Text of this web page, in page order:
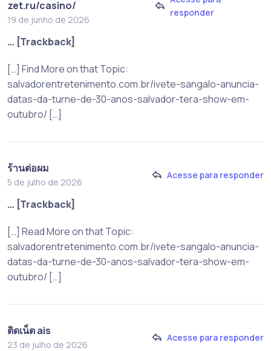
zet.ru/casino/
19 de junho de 2026
responder
… [Trackback]
[…] Find More on that Topic:
salvadorentretenimento.com.br/ivete-sangalo-anuncia-
datas-da-turne-de-30-anos-salvador-tera-show-em-
outubro/ […]
ร้านต่อผม
5 de julho de 2026
Acesse para responder
… [Trackback]
[…] Read More on that Topic:
salvadorentretenimento.com.br/ivete-sangalo-anuncia-
datas-da-turne-de-30-anos-salvador-tera-show-em-
outubro/ […]
ติดเน็ต ais
23 de julho de 2026
Acesse para responder